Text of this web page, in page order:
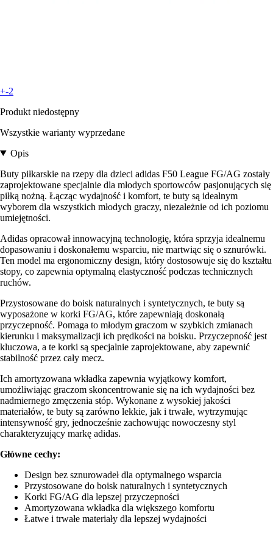
+-2
Produkt niedostępny
Wszystkie warianty wyprzedane
Opis
Buty piłkarskie na rzepy dla dzieci adidas F50 League FG/AG zostały
zaprojektowane specjalnie dla młodych sportowców pasjonujących się
piłką nożną. Łącząc wydajność i komfort, te buty są idealnym
wyborem dla wszystkich młodych graczy, niezależnie od ich poziomu
umiejętności.
Adidas opracował innowacyjną technologię, która sprzyja idealnemu
dopasowaniu i doskonałemu wsparciu, nie martwiąc się o sznurówki.
Ten model ma ergonomiczny design, który dostosowuje się do kształtu
stopy, co zapewnia optymalną elastyczność podczas technicznych
ruchów.
Przystosowane do boisk naturalnych i syntetycznych, te buty są
wyposażone w korki FG/AG, które zapewniają doskonałą
przyczepność. Pomaga to młodym graczom w szybkich zmianach
kierunku i maksymalizacji ich prędkości na boisku. Przyczepność jest
kluczowa, a te korki są specjalnie zaprojektowane, aby zapewnić
stabilność przez cały mecz.
Ich amortyzowana wkładka zapewnia wyjątkowy komfort,
umożliwiając graczom skoncentrowanie się na ich wydajności bez
nadmiernego zmęczenia stóp. Wykonane z wysokiej jakości
materiałów, te buty są zarówno lekkie, jak i trwałe, wytrzymując
intensywność gry, jednocześnie zachowując nowoczesny styl
charakteryzujący markę adidas.
Główne cechy:
Design bez sznurowadeł dla optymalnego wsparcia
Przystosowane do boisk naturalnych i syntetycznych
Korki FG/AG dla lepszej przyczepności
Amortyzowana wkładka dla większego komfortu
Łatwe i trwałe materiały dla lepszej wydajności